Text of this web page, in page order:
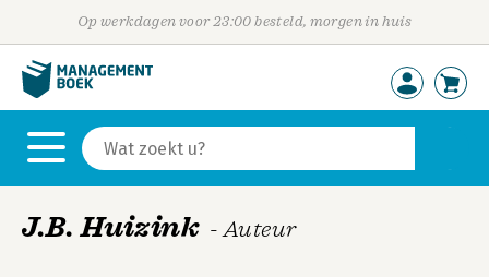
Op werkdagen voor 23:00 besteld, morgen in huis
J.B. Huizink - Auteur